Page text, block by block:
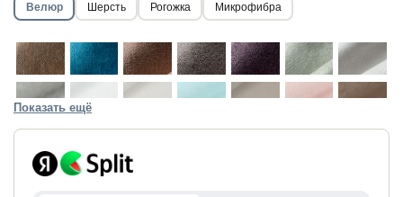
Велюр Шерсть Рогожка Микрофибра
Показать ещё